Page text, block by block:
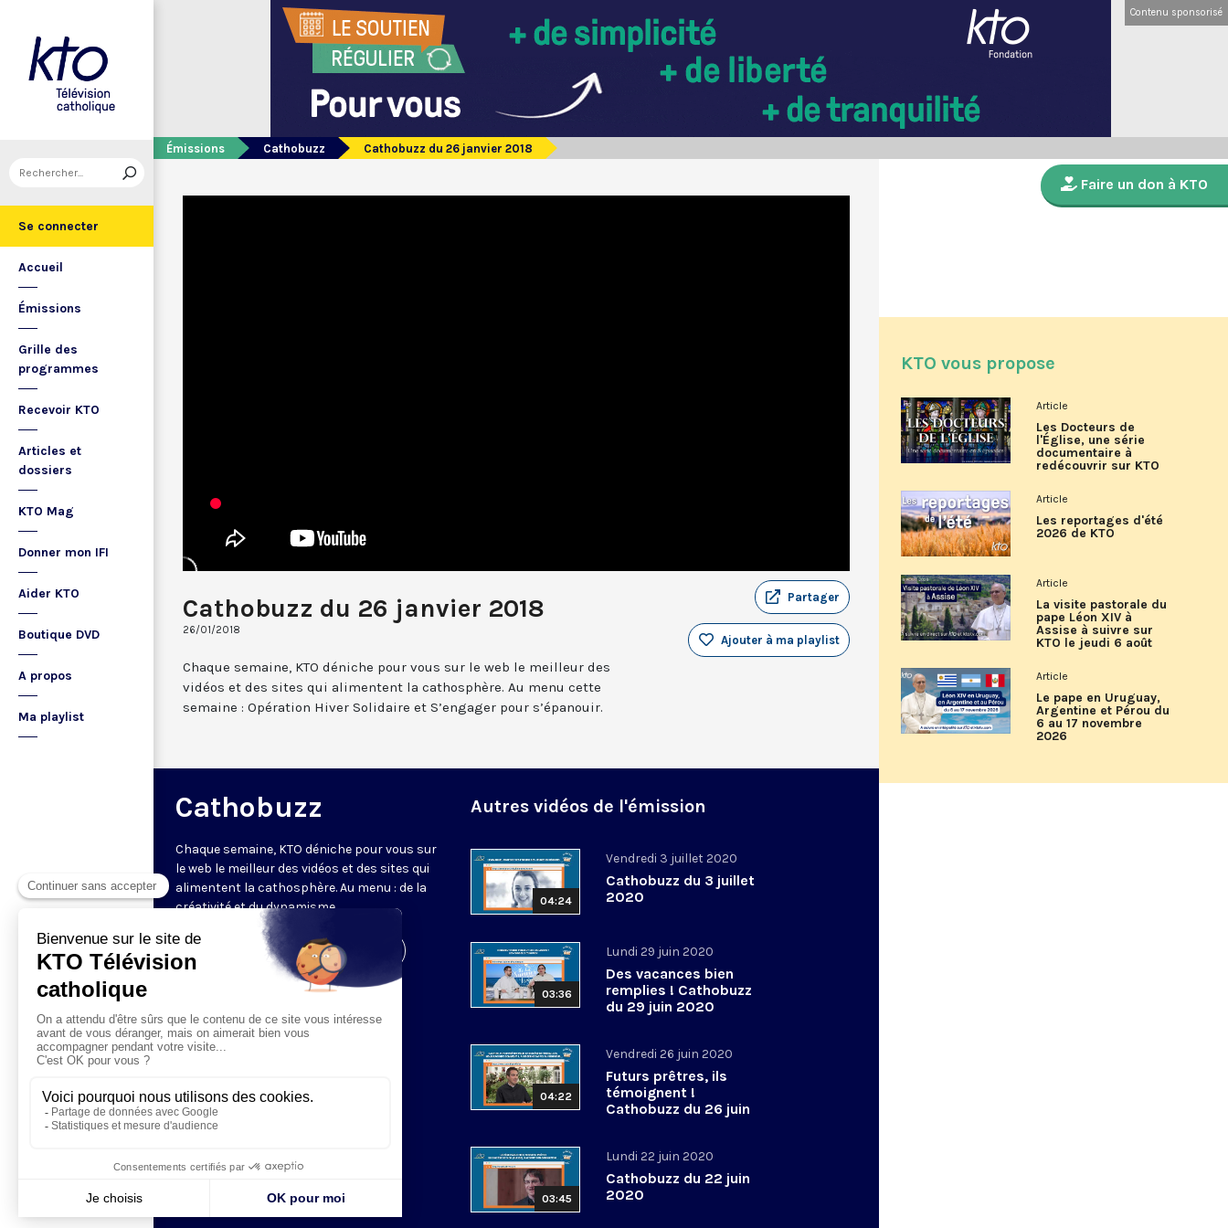
Se connecter
Accueil
Émissions
Grille des
programmes
Recevoir KTO
Articles et
dossiers
KTO Mag
Donner mon IFI
Aider KTO
Boutique DVD
A propos
Ma playlist
Contenu sponsorisé
Émissions Cathobuzz Cathobuzz du 26 janvier 2018
Cathobuzz du 26 janvier 2018
26/01/2018
Partager
Ajouter à ma playlist
Chaque semaine, KTO déniche pour vous sur le web le meilleur des
vidéos et des sites qui alimentent la cathosphère. Au menu cette
semaine : Opération Hiver Solidaire et S’engager pour s’épanouir.
Cathobuzz
Chaque semaine, KTO déniche pour vous sur
le web le meilleur des vidéos et des sites qui
alimentent la cathosphère. Au menu : de la
créativité et du dynamisme.
Visiter la page de l'émission
Autres vidéos de l'émission
04:24
Vendredi 3 juillet 2020
Cathobuzz du 3 juillet
2020
03:36
Lundi 29 juin 2020
Des vacances bien
remplies ! Cathobuzz
du 29 juin 2020
04:22
Vendredi 26 juin 2020
Futurs prêtres, ils
témoignent !
Cathobuzz du 26 juin
03:45
Lundi 22 juin 2020
Cathobuzz du 22 juin
2020
Faire un don à KTO
KTO vous propose
Article
Les Docteurs de
l'Église, une série
documentaire à
redécouvrir sur KTO
Article
Les reportages d'été
2026 de KTO
Article
La visite pastorale du
pape Léon XIV à
Assise à suivre sur
KTO le jeudi 6 août
Article
Le pape en Uruguay,
Argentine et Pérou du
6 au 17 novembre
2026